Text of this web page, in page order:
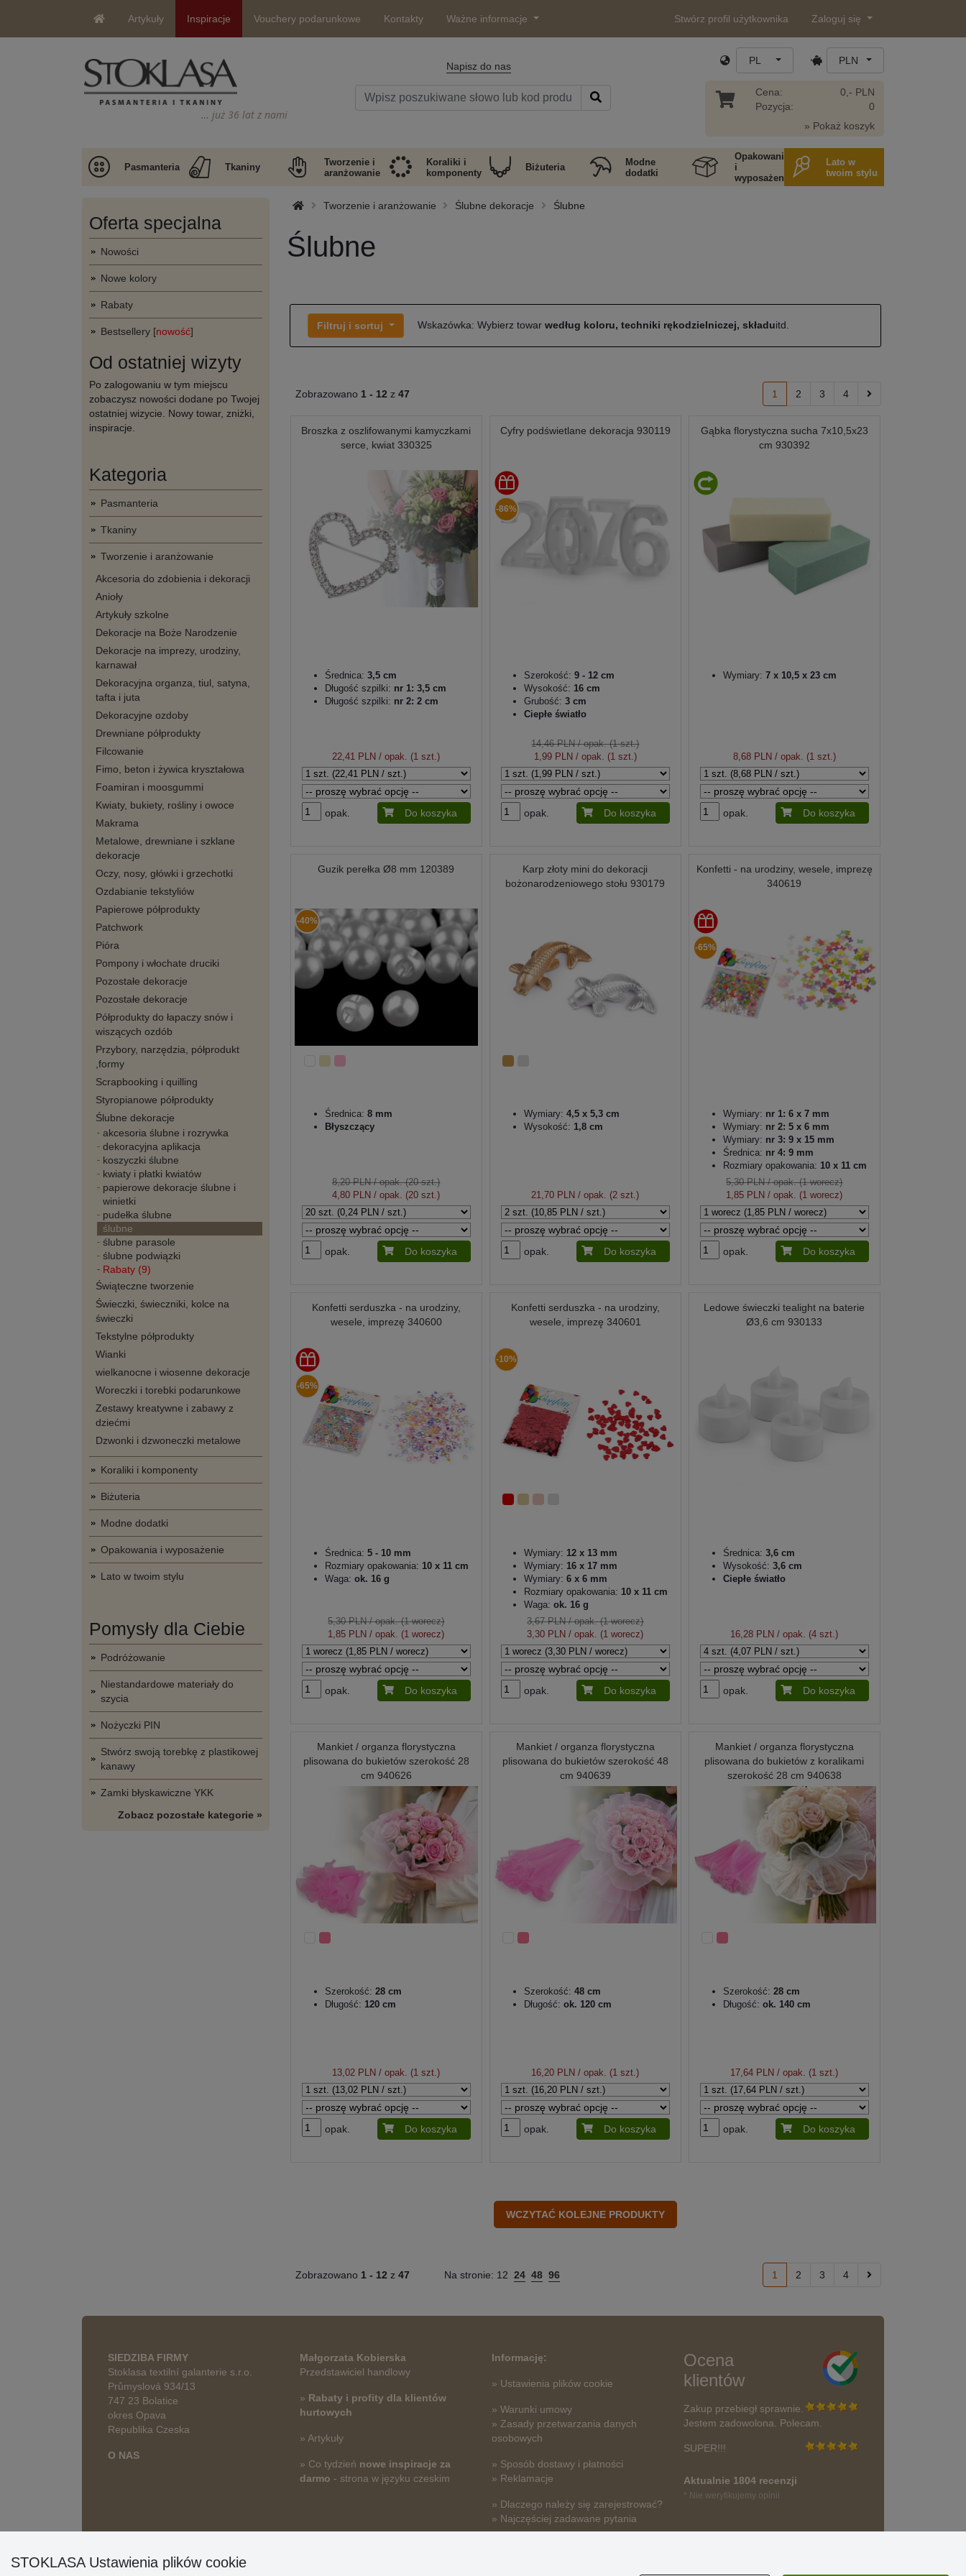
Artykuły Inspiracje Vouchery podarunkowe Kontakty Ważne informacje Stwórz profil użytkownika Zaloguj się
… już 36 lat z nami
Napisz do nas PL PLN
Cena:
Pozycja:
0,- PLN
0
» Pokaż koszyk
Pasmanteria Tkaniny
Tworzenie i
aranżowanie
Koraliki i
komponenty
Biżuteria
Modne
dodatki
Opakowania
i
wyposażenie
Lato w
twoim stylu
Oferta specjalna
Nowości
Nowe kolory
Rabaty
Bestsellery [nowość]
Od ostatniej wizyty
Po zalogowaniu w tym miejscu
zobaczysz nowości dodane po Twojej
ostatniej wizycie. Nowy towar, zniżki,
inspiracje.
Kategoria
Pasmanteria
Tkaniny
Tworzenie i aranżowanie
Akcesoria do zdobienia i dekoracji
Anioły
Artykuły szkolne
Dekoracje na Boże Narodzenie
Dekoracje na imprezy, urodziny,
karnawał
Dekoracyjna organza, tiul, satyna,
tafta i juta
Dekoracyjne ozdoby
Drewniane półprodukty
Filcowanie
Fimo, beton i żywica kryształowa
Foamiran i moosgummi
Kwiaty, bukiety, rośliny i owoce
Makrama
Metalowe, drewniane i szklane
dekoracje
Oczy, nosy, główki i grzechotki
Ozdabianie tekstyliów
Papierowe półprodukty
Patchwork
Pióra
Pompony i włochate druciki
Pozostałe dekoracje
Pozostałe dekoracje
Półprodukty do łapaczy snów i
wiszących ozdób
Przybory, narzędzia, półprodukt
,formy
Scrapbooking i quilling
Styropianowe półprodukty
Ślubne dekoracje
akcesoria ślubne i rozrywka
dekoracyjna aplikacja
koszyczki ślubne
kwiaty i płatki kwiatów
papierowe dekoracje ślubne i
winietki
pudełka ślubne
ślubne
ślubne parasole
ślubne podwiązki
Rabaty (9)
Świąteczne tworzenie
Świeczki, świeczniki, kolce na
świeczki
Tekstylne półprodukty
Wianki
wielkanocne i wiosenne dekoracje
Woreczki i torebki podarunkowe
Zestawy kreatywne i zabawy z
dziećmi
Dzwonki i dzwoneczki metalowe
Koraliki i komponenty
Biżuteria
Modne dodatki
Opakowania i wyposażenie
Lato w twoim stylu
Pomysły dla Ciebie
Podróżowanie
Niestandardowe materiały do
szycia
Nożyczki PIN
Stwórz swoją torebkę z plastikowej
kanawy
Zamki błyskawiczne YKK
Zobacz pozostałe kategorie »
Tworzenie i aranżowanie Ślubne dekoracje Ślubne
Ślubne
Filtruj i sortuj Wskazówka: Wybierz towar według koloru, techniki rękodzielniczej, składuitd.
Zobrazowano 1 - 12 z 47 1 2 3 4
Broszka z oszlifowanymi kamyczkami
serce, kwiat 330325
Średnica: 3,5 cm
Długość szpilki: nr 1: 3,5 cm
Długość szpilki: nr 2: 2 cm
22,41 PLN / opak. (1 szt.)
opak. Do koszyka
Cyfry podświetlane dekoracja 930119
-86%
Szerokość: 9 - 12 cm
Wysokość: 16 cm
Grubość: 3 cm
Ciepłe światło
14,46 PLN/ opak. (1 szt.)
1,99 PLN / opak. (1 szt.)
opak. Do koszyka
Gąbka florystyczna sucha 7x10,5x23
cm 930392
Wymiary: 7 x 10,5 x 23 cm
8,68 PLN / opak. (1 szt.)
opak. Do koszyka
Guzik perełka Ø8 mm 120389
-40%
Średnica: 8 mm
Błyszczący
8,20 PLN/ opak. (20 szt.)
4,80 PLN / opak. (20 szt.)
opak. Do koszyka
Karp złoty mini do dekoracji
bożonarodzeniowego stołu 930179
Wymiary: 4,5 x 5,3 cm
Wysokość: 1,8 cm
21,70 PLN / opak. (2 szt.)
opak. Do koszyka
Konfetti - na urodziny, wesele, imprezę
340619
-65%
Wymiary: nr 1: 6 x 7 mm
Wymiary: nr 2: 5 x 6 mm
Wymiary: nr 3: 9 x 15 mm
Średnica: nr 4: 9 mm
Rozmiary opakowania: 10 x 11 cm
5,30 PLN/ opak. (1 worecz)
1,85 PLN / opak. (1 worecz)
opak. Do koszyka
Konfetti serduszka - na urodziny,
wesele, imprezę 340600
-65%
Średnica: 5 - 10 mm
Rozmiary opakowania: 10 x 11 cm
Waga: ok. 16 g
5,30 PLN/ opak. (1 worecz)
1,85 PLN / opak. (1 worecz)
opak. Do koszyka
Konfetti serduszka - na urodziny,
wesele, imprezę 340601
-10%
Wymiary: 12 x 13 mm
Wymiary: 16 x 17 mm
Wymiary: 6 x 6 mm
Rozmiary opakowania: 10 x 11 cm
Waga: ok. 16 g
3,67 PLN/ opak. (1 worecz)
3,30 PLN / opak. (1 worecz)
opak. Do koszyka
Ledowe świeczki tealight na baterie
Ø3,6 cm 930133
Średnica: 3,6 cm
Wysokość: 3,6 cm
Ciepłe światło
16,28 PLN / opak. (4 szt.)
opak. Do koszyka
Mankiet / organza florystyczna
plisowana do bukietów szerokość 28
cm 940626
Szerokość: 28 cm
Długość: 120 cm
13,02 PLN / opak. (1 szt.)
opak. Do koszyka
Mankiet / organza florystyczna
plisowana do bukietów szerokość 48
cm 940639
Szerokość: 48 cm
Długość: ok. 120 cm
16,20 PLN / opak. (1 szt.)
opak. Do koszyka
Mankiet / organza florystyczna
plisowana do bukietów z koralikami
szerokość 28 cm 940638
Szerokość: 28 cm
Długość: ok. 140 cm
17,64 PLN / opak. (1 szt.)
opak. Do koszyka
Zobrazowano 1 - 12 z 47 Na stronie: 12 24 48 96 1 2 3 4
SIEDZIBA FIRMY
Stoklasa textilní galanterie s.r.o.
Průmyslová 934/13
747 23 Bolatice
okres Opava
Republika Czeska
O NAS
Małgorzata Kobierska
Przedstawiciel handlowy
» Rabaty i profity dla klientów
hurtowych
» Artykuły
» Co tydzień nowe inspiracje za
darmo - strona w języku czeskim
Informację:
» Ustawienia plików cookie
» Warunki umowy
» Zasady przetwarzania danych
osobowych
» Sposób dostawy i płatności
» Reklamacje
» Dlaczego należy się zarejestrować?
» Najczęściej zadawane pytania
Ocena
klientów
Zakup przebiegł sprawnie.
Jestem zadowolona. Polecam.
SUPER!!!
Aktualnie 1804 recenzji
* Nie weryfikujemy opinii
STOKLASA Ustawienia plików cookie